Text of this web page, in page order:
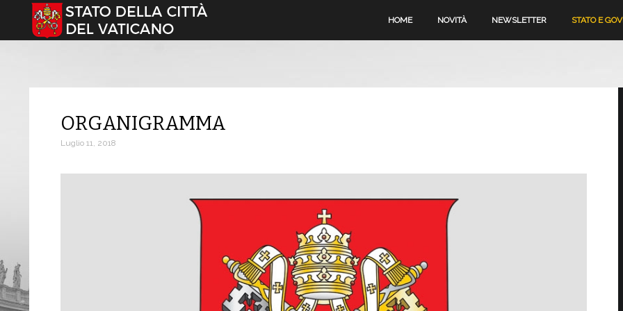
Seleziona la tua lingua HOME NOVITÀ NEWSLETTER STATO E
ORGANIGRAMMA
Luglio 11, 2018